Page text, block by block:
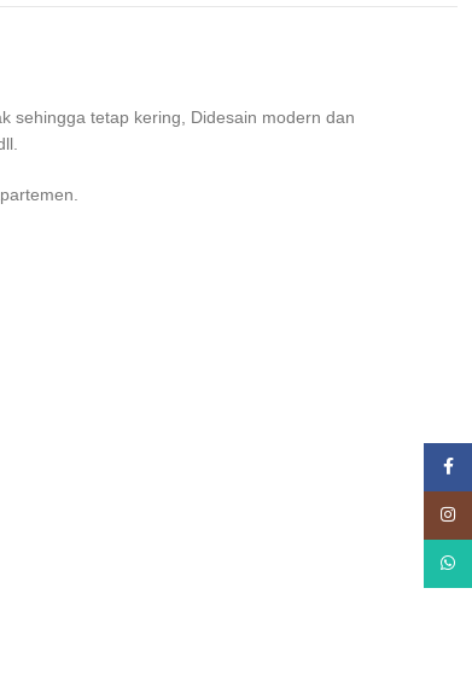
sehingga tetap kering, Didesain modern dan